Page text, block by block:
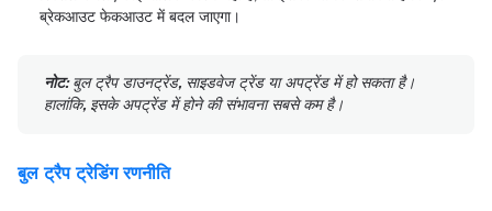
ब्रेकआउट फेकआउट में बदल जाएगा।
नोट:बुल ट्रैप डाउनट्रेंड, साइडवेज ट्रेंड या अपट्रेंड में हो सकता है।
हालांकि, इसके अपट्रेंड में होने की संभावना सबसे कम है।
बुल ट्रैप ट्रेडिंग रणनीति